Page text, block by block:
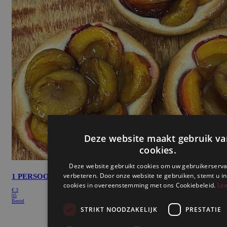
1 PERSOONS VERSE PRUIMEN
€ 3
05
Bestel
Deze website maakt gebruik
cookies.
Deze website gebruikt cookies om uw
verbeteren. Door onze website te gebruiken, stemt u
cookies in overeenstemming met ons Cookiebeleid.
STRIKT NOODZAKELIJK PRESTATIE